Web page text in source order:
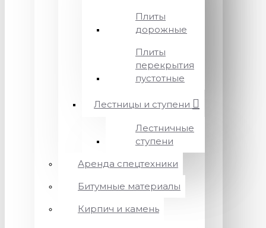
Плиты
дорожные
Плиты
перекрытия
пустотные
Лестницы и ступени
Лестничные
ступени
Аренда спецтехники
Битумные материалы
Кирпич и камень